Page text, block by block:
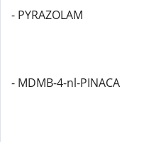
- PYRAZOLAM
- MDMB-4-nl-PINACA